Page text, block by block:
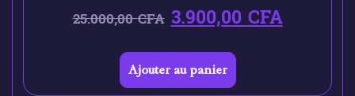
25.000,00CFA 3.900,00CFA
Ajouter au panier